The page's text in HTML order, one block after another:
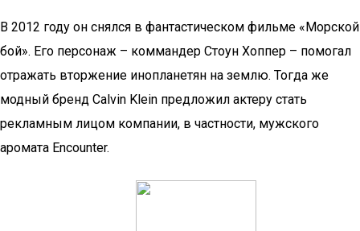
В 2012 году он снялся в фантастическом фильме «Морской
бой». Его персонаж – коммандер Стоун Хоппер – помогал
отражать вторжение инопланетян на землю. Тогда же
модный бренд Calvin Klein предложил актеру стать
рекламным лицом компании, в частности, мужского
аромата Encounter.